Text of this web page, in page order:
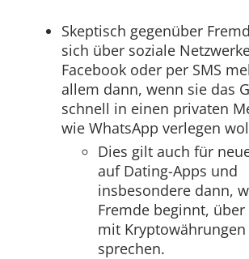
Skeptisch gegenüber
sich über soziale
Facebook oder per SMS
allem dann, wenn sie das
schnell in einen privaten
wie WhatsApp verlegen
Dies gilt auch für
auf Dating-Apps und
insbesondere dann,
Fremde beginnt, über
mit Kryptowährungen
sprechen.